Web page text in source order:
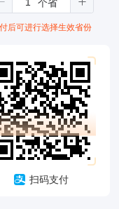
后可进行选择生效省份
扫码支付